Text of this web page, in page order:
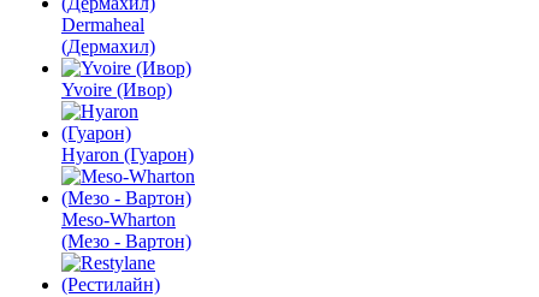
Dermaheal
(Дермахил)
Yvoire (Ивор)
Hyaron (Гуарон)
Meso-Wharton
(Мезо - Вартон)